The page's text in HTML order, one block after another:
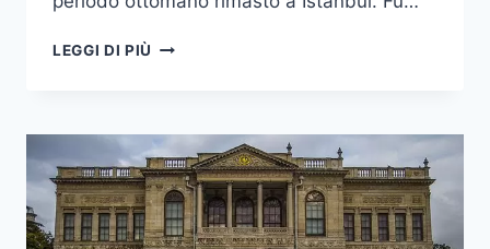
LEGGI DI PIÙ PALAZZO